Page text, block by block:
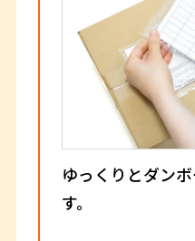
ゆっくりとダン
す。